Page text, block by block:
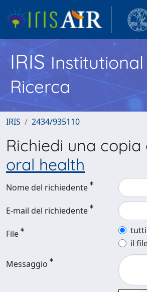
IRIS
Ricerca
IRIS 2434/935110
Richiedi una
oral health
Nome del richiedente
E-mail del richiedente
File
tutti
il
Messaggio